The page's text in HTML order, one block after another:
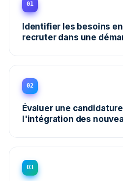
01
Identifier les besoins
recruter dans une
02
Évaluer une
l'intégration des
03